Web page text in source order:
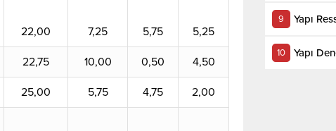
22,00 7,25 5,75 5,25
22,75 10,00 0,50 4,50
25,00 5,75 4,75 2,00